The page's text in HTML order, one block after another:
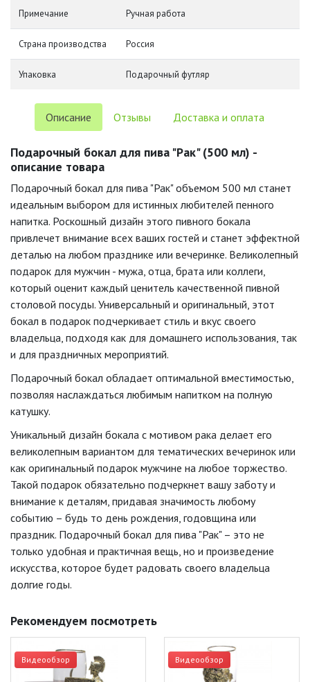
Примечание Ручная работа
Страна производства Россия
Упаковка Подарочный футляр
Описание Отзывы Доставка и оплата
Подарочный бокал для пива "Рак" (500 мл) -
описание товара
Подарочный бокал для пива "Рак" объемом 500 мл станет
идеальным выбором для истинных любителей пенного
напитка. Роскошный дизайн этого пивного бокала
привлечет внимание всех ваших гостей и станет эффектной
деталью на любом празднике или вечеринке. Великолепный
подарок для мужчин - мужа, отца, брата или коллеги,
который оценит каждый ценитель качественной пивной
столовой посуды. Универсальный и оригинальный, этот
бокал в подарок подчеркивает стиль и вкус своего
владельца, подходя как для домашнего использования, так
и для праздничных мероприятий.
Подарочный бокал обладает оптимальной вместимостью,
позволяя наслаждаться любимым напитком на полную
катушку.
Уникальный дизайн бокала с мотивом рака делает его
великолепным вариантом для тематических вечеринок или
как оригинальный подарок мужчине на любое торжество.
Такой подарок обязательно подчеркнет вашу заботу и
внимание к деталям, придавая значимость любому
событию – будь то день рождения, годовщина или
праздник. Подарочный бокал для пива "Рак" – это не
только удобная и практичная вещь, но и произведение
искусства, которое будет радовать своего владельца
долгие годы.
Рекомендуем посмотреть
Видеообзор Видеообзор